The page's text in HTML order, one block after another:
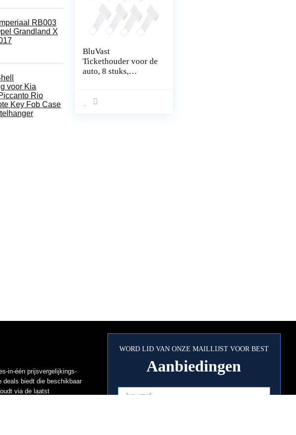
RB003
Grandland X
voor Kia
Rio
Key Fob Case
BluVast
Tickethouder voor de
auto, 8 stuks,
tickethouder,
in-één prijsvergelijkings-
deals biedt die beschikbaar
via de laatst
WORD LID VAN ONZE MAILLIJST VOOR BEST
Aanbiedingen